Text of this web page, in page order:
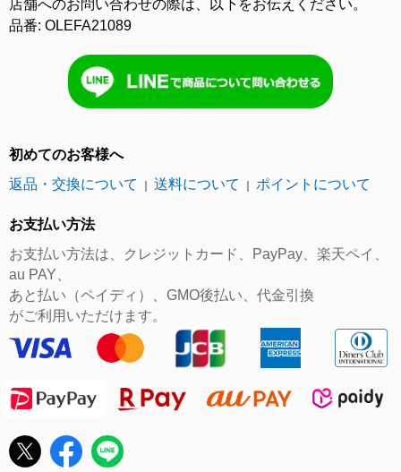
店舗へのお問い合わせの際は、以下をお伝えください。
品番: OLEFA21089
初めてのお客様へ
返品・交換について
送料について ポイントについて
お支払い方法
お支払い方法は、クレジットカード、PayPay、楽天ペイ、
au PAY、
あと払い（ペイディ）、GMO後払い、代金引換
がご利用いただけます。